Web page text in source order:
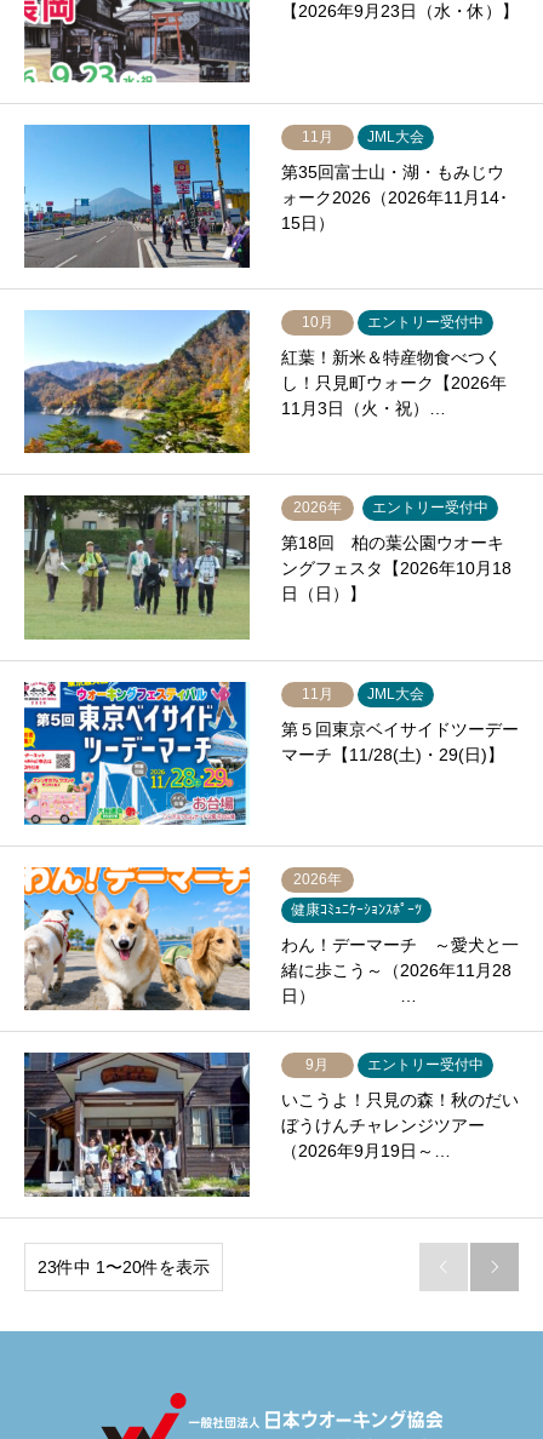
【2026年9月23日（水・休）】
11月 JML大会
第35回富士山・湖・もみじウ
ォーク2026（2026年11月14･
15日）
10月 エントリー受付中
紅葉！新米＆特産物食べつく
し！只見町ウォーク【2026年
11月3日（火・祝）…
2026年 エントリー受付中
第18回 柏の葉公園ウオーキ
ングフェスタ【2026年10月18
日（日）】
11月 JML大会
第５回東京ベイサイドツーデー
マーチ【11/28(土)・29(日)】
2026年
健康ｺﾐｭﾆｹｰｼｮﾝｽﾎﾟｰﾂ
わん！デーマーチ ～愛犬と一
緒に歩こう～（2026年11月28
日） …
9月 エントリー受付中
いこうよ！只見の森！秋のだい
ぼうけんチャレンジツアー
（2026年9月19日～…
23件中 1〜20件を表示  